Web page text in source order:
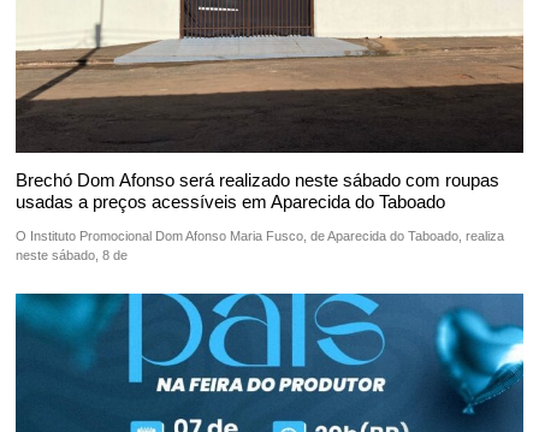
Brechó Dom Afonso será realizado neste sábado com roupas
usadas a preços acessíveis em Aparecida do Taboado
O Instituto Promocional Dom Afonso Maria Fusco, de Aparecida do Taboado, realiza
neste sábado, 8 de